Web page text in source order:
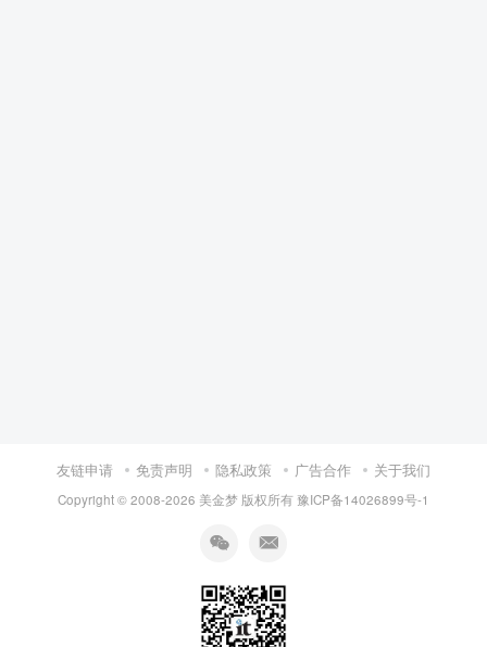
友链申请 免责声明 隐私政策 广告合作 关于我们
Copyright © 2008-2026 美金梦 版权所有 豫ICP备14026899号-1